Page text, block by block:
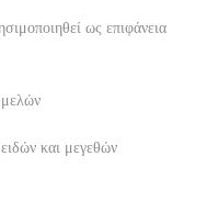
ως επιφάνεια
ειδών και μεγεθών